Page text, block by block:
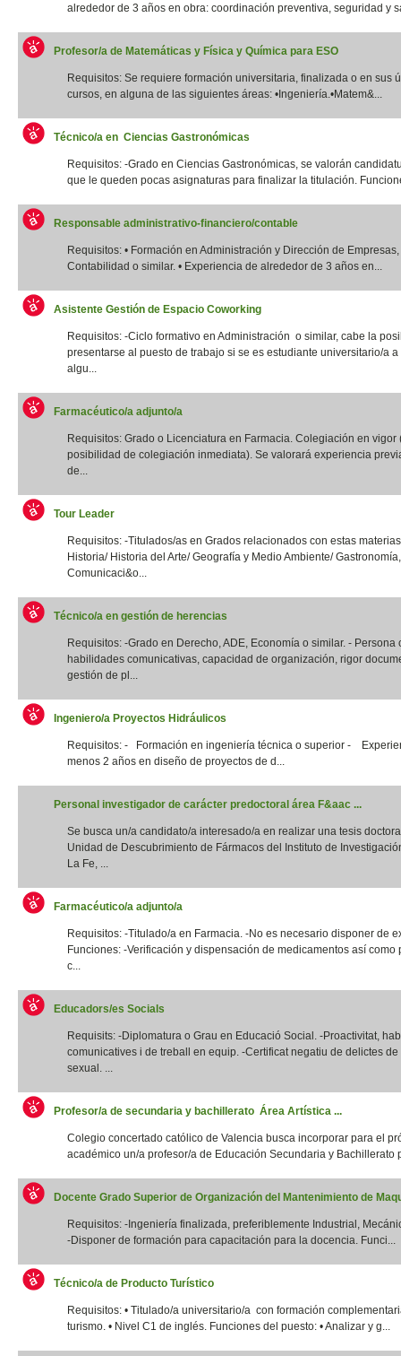
alrededor de 3 años en obra: coordinación preventiva, seguridad y
Profesor/a de Matemáticas y Física y Química para ESO
Requisitos: Se requiere formación universitaria, finalizada o en sus
cursos, en alguna de las siguientes áreas: •Ingeniería.•Matem&...
Técnico/a en Ciencias Gastronómicas
Requisitos: -Grado en Ciencias Gastronómicas, se valorán
que le queden pocas asignaturas para finalizar la titulación.
Responsable administrativo-financiero/contable
Requisitos: • Formación en Administración y Dirección de
Contabilidad o similar. • Experiencia de alrededor de 3 años en...
Asistente Gestión de Espacio Coworking
Requisitos: -Ciclo formativo en Administración o similar, cabe la
presentarse al puesto de trabajo si se es estudiante universitario/a a
algu...
Farmacéutico/a adjunto/a
Requisitos: Grado o Licenciatura en Farmacia. Colegiación en vigor
posibilidad de colegiación inmediata). Se valorará experiencia
de...
Tour Leader
Requisitos: -Titulados/as en Grados relacionados con estas
Historia/ Historia del Arte/ Geografía y Medio Ambiente/ Gastronomía,
Comunicaci&o...
Técnico/a en gestión de herencias
Requisitos: -Grado en Derecho, ADE, Economía o similar. - Persona
habilidades comunicativas, capacidad de organización, rigor
gestión de pl...
Ingeniero/a Proyectos Hidráulicos
Requisitos: - Formación en ingeniería técnica o superior -
menos 2 años en diseño de proyectos de d...
Personal investigador de carácter predoctoral área F&aac ...
Se busca un/a candidato/a interesado/a en realizar una tesis
Unidad de Descubrimiento de Fármacos del Instituto de
La Fe, ...
Farmacéutico/a adjunto/a
Requisitos: -Titulado/a en Farmacia. -No es necesario disponer de
Funciones: -Verificación y dispensación de medicamentos así como
c...
Educadors/es Socials
Requisits: -Diplomatura o Grau en Educació Social. -Proactivitat,
comunicatives i de treball en equip. -Certificat negatiu de delictes
sexual. ...
Profesor/a de secundaria y bachillerato Área Artística ...
Colegio concertado católico de Valencia busca incorporar para el
académico un/a profesor/a de Educación Secundaria y Bachillerato
Docente Grado Superior de Organización del Mantenimiento de
Requisitos: -Ingeniería finalizada, preferiblemente Industrial,
-Disponer de formación para capacitación para la docencia. Funci...
Técnico/a de Producto Turístico
Requisitos: • Titulado/a universitario/a con formación
turismo. • Nivel C1 de inglés. Funciones del puesto: • Analizar y g...